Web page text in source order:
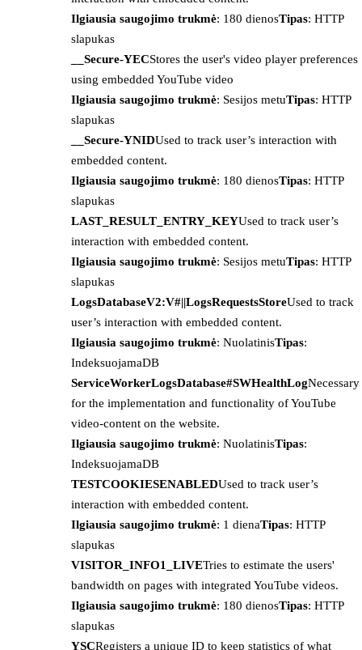
Ilgiausia saugojimo trukmė: 180 dienosTipas: HTTP
slapukas
__Secure-YECStores the user's video player preferences
using embedded YouTube video
Ilgiausia saugojimo trukmė: Sesijos metuTipas: HTTP
slapukas
__Secure-YNIDUsed to track user’s interaction with
embedded content.
Ilgiausia saugojimo trukmė: 180 dienosTipas: HTTP
slapukas
LAST_RESULT_ENTRY_KEYUsed to track user’s
interaction with embedded content.
Ilgiausia saugojimo trukmė: Sesijos metuTipas: HTTP
slapukas
LogsDatabaseV2:V#||LogsRequestsStoreUsed to track
user’s interaction with embedded content.
Ilgiausia saugojimo trukmė: NuolatinisTipas:
IndeksuojamaDB
ServiceWorkerLogsDatabase#SWHealthLogNecessary
for the implementation and functionality of YouTube
video-content on the website.
Ilgiausia saugojimo trukmė: NuolatinisTipas:
IndeksuojamaDB
TESTCOOKIESENABLEDUsed to track user’s
interaction with embedded content.
Ilgiausia saugojimo trukmė: 1 dienaTipas: HTTP
slapukas
VISITOR_INFO1_LIVETries to estimate the users'
bandwidth on pages with integrated YouTube videos.
Ilgiausia saugojimo trukmė: 180 dienosTipas: HTTP
slapukas
YSCRegisters a unique ID to keep statistics of what